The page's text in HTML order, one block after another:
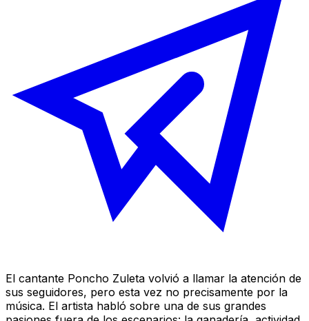
El cantante Poncho Zuleta volvió a llamar la atención de
sus seguidores, pero esta vez no precisamente por la
música. El artista habló sobre una de sus grandes